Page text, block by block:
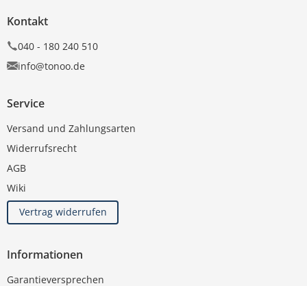
Kontakt
040 - 180 240 510
info@tonoo.de
Service
Versand und Zahlungsarten
Widerrufsrecht
AGB
Wiki
Vertrag widerrufen
Informationen
Garantieversprechen